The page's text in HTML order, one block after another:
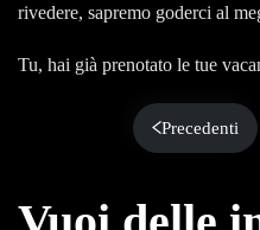
rivedere, sapremo goderci al
Tu, hai già prenotato le tue
Precedenti